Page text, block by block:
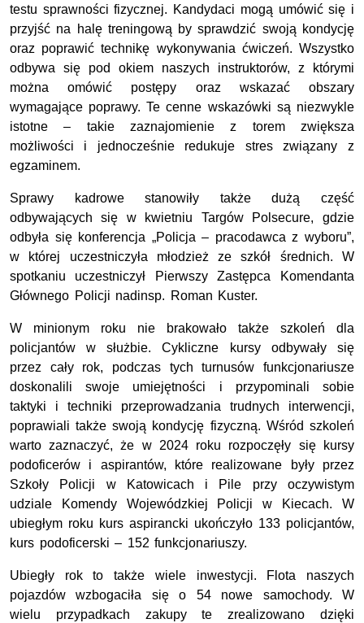
testu sprawności fizycznej. Kandydaci mogą umówić się i
przyjść na halę treningową by sprawdzić swoją kondycję
oraz poprawić technikę wykonywania ćwiczeń. Wszystko
odbywa się pod okiem naszych instruktorów, z którymi
można omówić postępy oraz wskazać obszary
wymagające poprawy. Te cenne wskazówki są niezwykle
istotne – takie zaznajomienie z torem zwiększa
możliwości i jednocześnie redukuje stres związany z
egzaminem.
Sprawy kadrowe stanowiły także dużą część
odbywających się w kwietniu Targów Polsecure, gdzie
odbyła się konferencja „Policja – pracodawca z wyboru”,
w której uczestniczyła młodzież ze szkół średnich. W
spotkaniu uczestniczył Pierwszy Zastępca Komendanta
Głównego Policji nadinsp. Roman Kuster.
W minionym roku nie brakowało także szkoleń dla
policjantów w służbie. Cykliczne kursy odbywały się
przez cały rok, podczas tych turnusów funkcjonariusze
doskonalili swoje umiejętności i przypominali sobie
taktyki i techniki przeprowadzania trudnych interwencji,
poprawiali także swoją kondycję fizyczną. Wśród szkoleń
warto zaznaczyć, że w 2024 roku rozpoczęły się kursy
podoficerów i aspirantów, które realizowane były przez
Szkoły Policji w Katowicach i Pile przy oczywistym
udziale Komendy Wojewódzkiej Policji w Kiecach. W
ubiegłym roku kurs aspirancki ukończyło 133 policjantów,
kurs podoficerski – 152 funkcjonariuszy.
Ubiegły rok to także wiele inwestycji. Flota naszych
pojazdów wzbogaciła się o 54 nowe samochody. W
wielu przypadkach zakupy te zrealizowano dzięki